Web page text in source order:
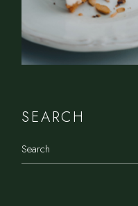
SEARCH